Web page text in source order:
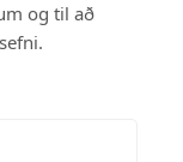
og til að